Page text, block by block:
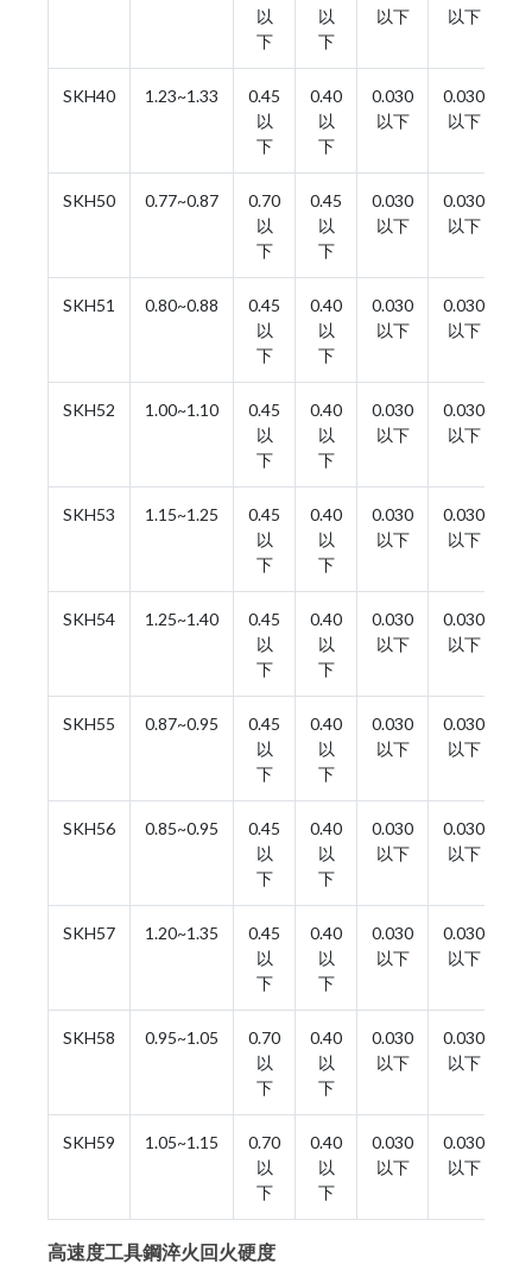
以
下
以
下
以下
以下
SKH40 1.23~1.33
0.45
以
下
0.40
以
下
0.030
以下
0.030
以下
SKH50 0.77~0.87
0.70
以
下
0.45
以
下
0.030
以下
0.030
以下
SKH51 0.80~0.88
0.45
以
下
0.40
以
下
0.030
以下
0.030
以下
SKH52 1.00~1.10
0.45
以
下
0.40
以
下
0.030
以下
0.030
以下
SKH53 1.15~1.25
0.45
以
下
0.40
以
下
0.030
以下
0.030
以下
SKH54 1.25~1.40
0.45
以
下
0.40
以
下
0.030
以下
0.030
以下
SKH55 0.87~0.95
0.45
以
下
0.40
以
下
0.030
以下
0.030
以下
SKH56 0.85~0.95
0.45
以
下
0.40
以
下
0.030
以下
0.030
以下
SKH57 1.20~1.35
0.45
以
下
0.40
以
下
0.030
以下
0.030
以下
SKH58 0.95~1.05
0.70
以
下
0.40
以
下
0.030
以下
0.030
以下
SKH59 1.05~1.15
0.70
以
下
0.40
以
下
0.030
以下
0.030
以下
高速度工具鋼淬火回火硬度